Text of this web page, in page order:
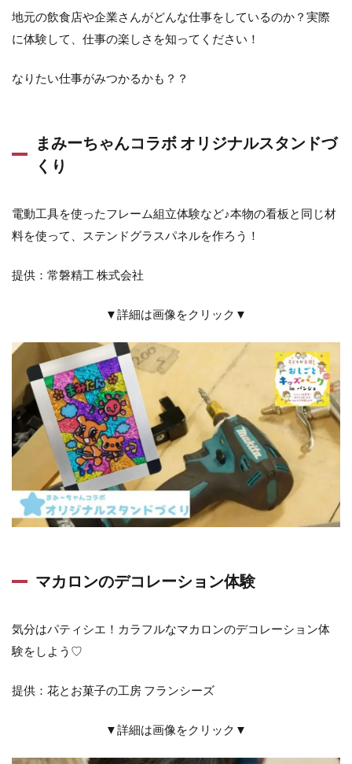
地元の飲食店や企業さんがどんな仕事をしているのか？実際
に体験して、仕事の楽しさを知ってください！
なりたい仕事がみつかるかも？？
まみーちゃんコラボ オリジナルスタンドづ
くり
電動工具を使ったフレーム組立体験など♪本物の看板と同じ材
料を使って、ステンドグラスパネルを作ろう！
提供：常磐精工 株式会社
▼詳細は画像をクリック▼
マカロンのデコレーション体験
気分はパティシエ！カラフルなマカロンのデコレーション体
験をしよう♡
提供：花とお菓子の工房 フランシーズ
▼詳細は画像をクリック▼